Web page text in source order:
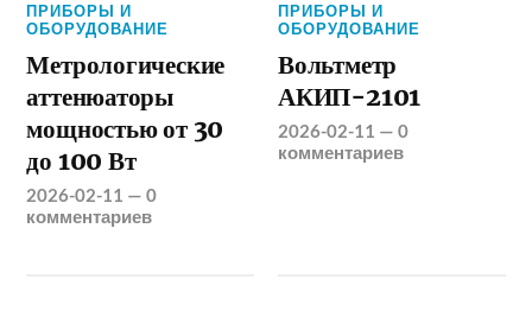
ПРИБОРЫ И
ОБОРУДОВАНИЕ
Метрологические
аттенюаторы
мощностью от 30
до 100 Вт
2026-02-11 —0
комментариев
ПРИБОРЫ И
ОБОРУДОВАНИЕ
Вольтметр
АКИП-2101
2026-02-11 —0
комментариев